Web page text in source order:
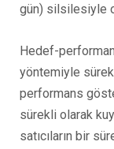
gün) silsilesiyle
Hedef-
yöntemiyle
performans
sürekli olarak
satıcıların bir